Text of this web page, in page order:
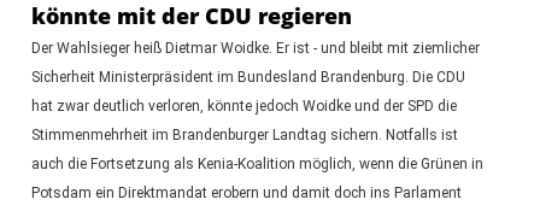
könnte mit der CDU regieren
Der Wahlsieger heiß Dietmar Woidke. Er ist - und bleibt mit ziemlicher
Sicherheit Ministerpräsident im Bundesland Brandenburg. Die CDU
hat zwar deutlich verloren, könnte jedoch Woidke und der SPD die
Stimmenmehrheit im Brandenburger Landtag sichern. Notfalls ist
auch die Fortsetzung als Kenia-Koalition möglich, wenn die Grünen in
Potsdam ein Direktmandat erobern und damit doch ins Parlament